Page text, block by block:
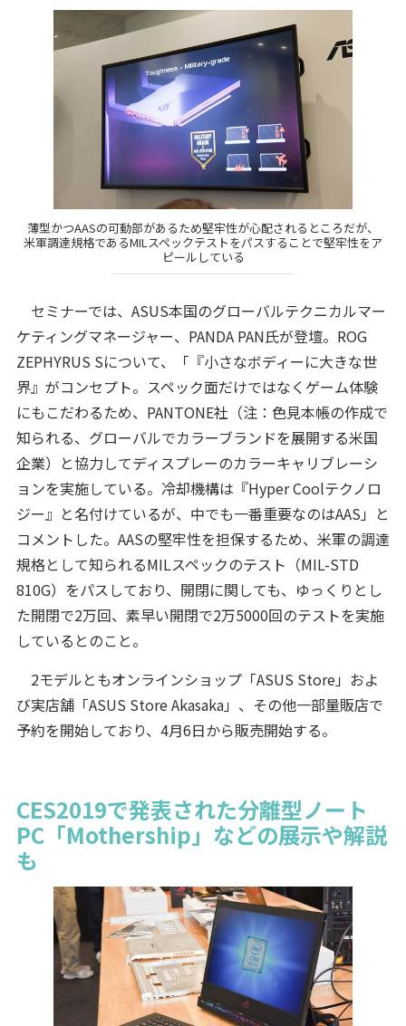
薄型かつAASの可動部があるため堅牢性が心配されるところだが、
米軍調達規格であるMILスペックテストをパスすることで堅牢性をア
ピールしている
セミナーでは、ASUS本国のグローバルテクニカルマー
ケティングマネージャー、PANDA PAN氏が登壇。ROG
ZEPHYRUS Sについて、「『小さなボディーに大きな世
界』がコンセプト。スペック面だけではなくゲーム体験
にもこだわるため、PANTONE社（注：色見本帳の作成で
知られる、グローバルでカラーブランドを展開する米国
企業）と協力してディスプレーのカラーキャリブレーシ
ョンを実施している。冷却機構は『Hyper Coolテクノロ
ジー』と名付けているが、中でも一番重要なのはAAS」と
コメントした。AASの堅牢性を担保するため、米軍の調達
規格として知られるMILスペックのテスト（MIL-STD
810G）をパスしており、開閉に関しても、ゆっくりとし
た開閉で2万回、素早い開閉で2万5000回のテストを実施
しているとのこと。
2モデルともオンラインショップ「ASUS Store」およ
び実店舗「ASUS Store Akasaka」、その他一部量販店で
予約を開始しており、4月6日から販売開始する。
CES2019で発表された分離型ノート
PC「Mothership」などの展示や解説
も